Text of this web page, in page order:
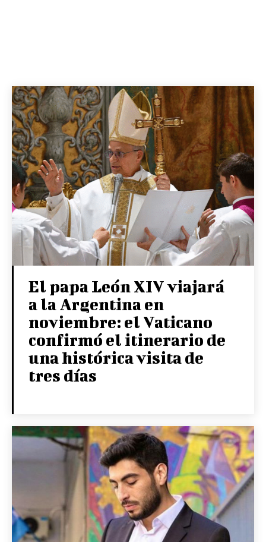
El papa León XIV viajará
a la Argentina en
noviembre: el Vaticano
confirmó el itinerario de
una histórica visita de
tres días